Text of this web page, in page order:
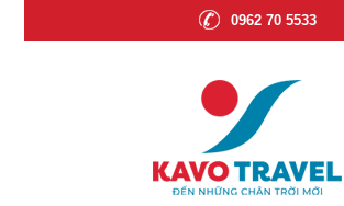
0962 70 5533